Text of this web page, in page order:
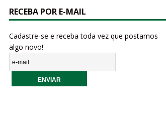
RECEBA POR E-MAIL
Cadastre-se e receba toda vez que postamos
algo novo!